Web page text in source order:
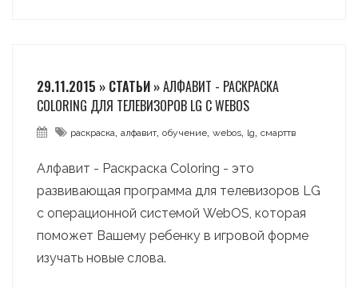
29.11.2015 » СТАТЬИ »АЛФАВИТ - РАСКРАСКА
COLORING ДЛЯ ТЕЛЕВИЗОРОВ LG С WEBOS
раскраска, алфавит, обучение, webos, lg, смарттв
Алфавит - Раскраска Coloring - это
развивающая программа для телевизоров LG
с операционной системой WebOS, которая
поможет Вашему ребенку в игровой форме
изучать новые слова.